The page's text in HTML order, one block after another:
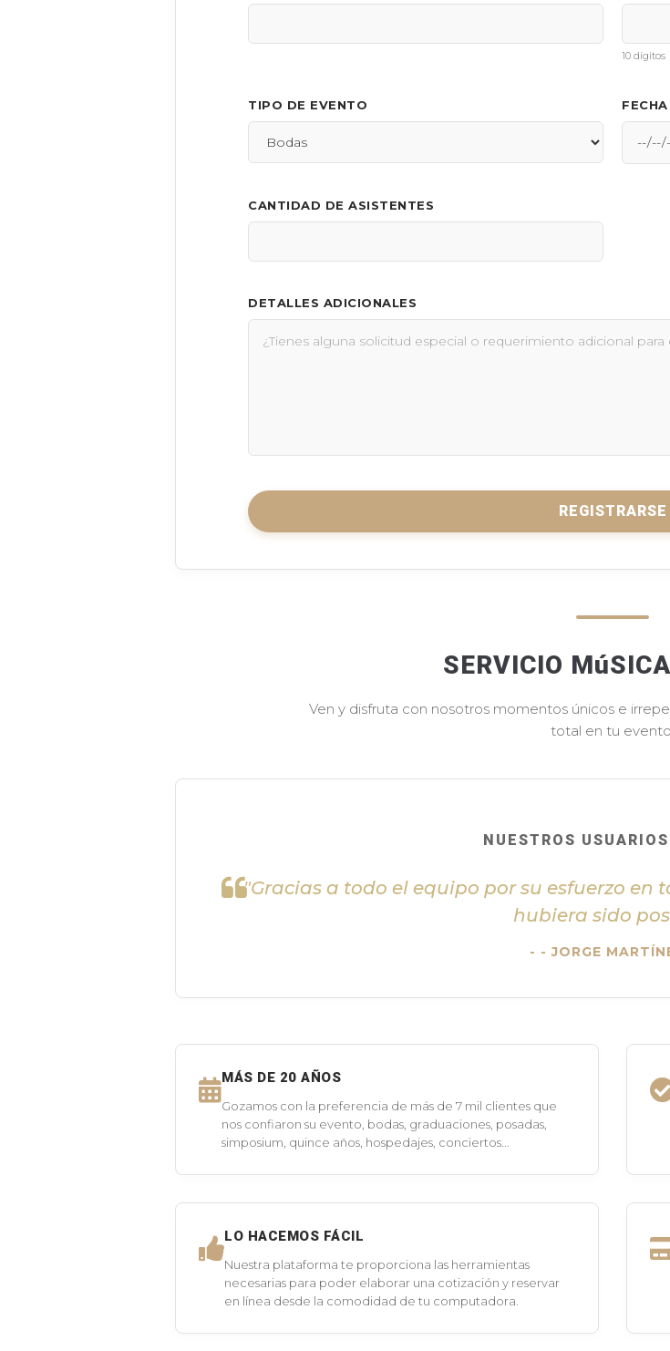
10 dígitos
TIPO DE EVENTO
CANTIDAD DE ASISTENTES
DETALLES ADICIONALES
REGISTRARSE
SERVICIO
Ven y disfruta con nosotros momentos únicos e
total en tu evento.
NUESTROS
"Gracias a todo el equipo por su esfuerzo en
hubiera sido
- JORGE
MÁS DE 20 AÑOS
Gozamos con la preferencia de más de 7 mil clientes que
nos confiaron su evento, bodas, graduaciones, posadas,
simposium, quince años, hospedajes, conciertos...
LO HACEMOS FÁCIL
Nuestra plataforma te proporciona las herramientas
necesarias para poder elaborar una cotización y reservar
en línea desde la comodidad de tu computadora.